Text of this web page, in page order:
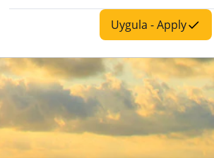
Uygula - Apply